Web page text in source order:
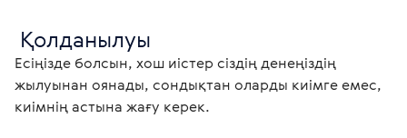
Қолданылуы
Есіңізде болсын, хош иістер сіздің денеңіздің
жылуынан оянады, сондықтан оларды киімге емес,
киімнің астына жағу керек.